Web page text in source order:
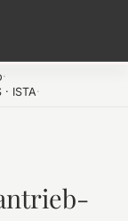
·
ISTA·